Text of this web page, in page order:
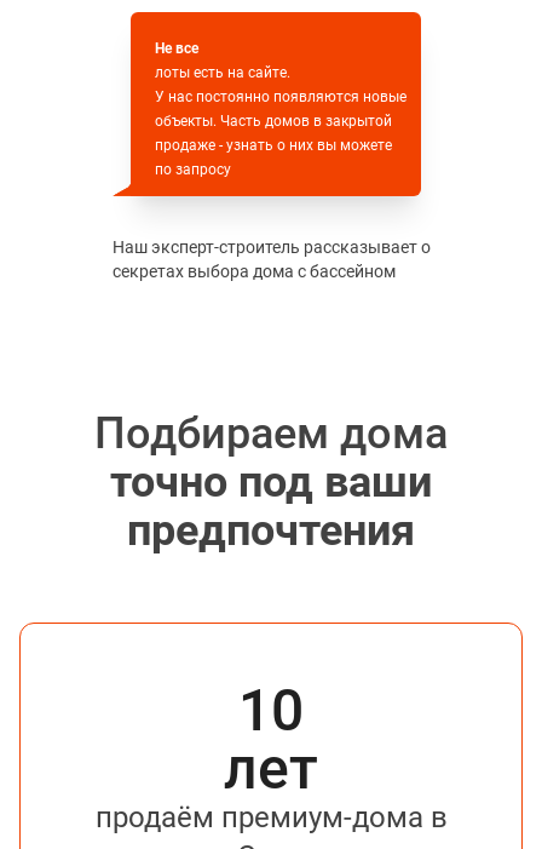
Не все
лоты есть на сайте.
У нас постоянно появляются новые
объекты. Часть домов в закрытой
продаже - узнать о них вы можете
по запросу
Наш эксперт-строитель рассказывает о
секретах выбора дома с бассейном
Подбираем дома
точно под ваши
предпочтения
10
лет
продаём премиум-дома в